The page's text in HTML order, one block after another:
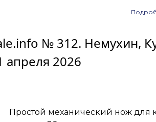
№ 312. Немухин,
апреля 2026
Простой механический нож для